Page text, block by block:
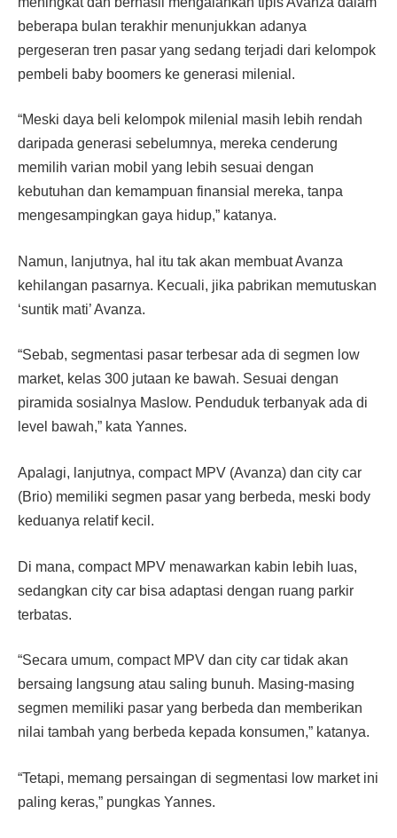
beberapa bulan terakhir menunjukkan adanya
pergeseran tren pasar yang sedang terjadi dari kelompok
pembeli baby boomers ke generasi milenial.
“Meski daya beli kelompok milenial masih lebih rendah
daripada generasi sebelumnya, mereka cenderung
memilih varian mobil yang lebih sesuai dengan
kebutuhan dan kemampuan finansial mereka, tanpa
mengesampingkan gaya hidup,” katanya.
Namun, lanjutnya, hal itu tak akan membuat Avanza
kehilangan pasarnya. Kecuali, jika pabrikan memutuskan
‘suntik mati’ Avanza.
“Sebab, segmentasi pasar terbesar ada di segmen low
market, kelas 300 jutaan ke bawah. Sesuai dengan
piramida sosialnya Maslow. Penduduk terbanyak ada di
level bawah,” kata Yannes.
Apalagi, lanjutnya, compact MPV (Avanza) dan city car
(Brio) memiliki segmen pasar yang berbeda, meski body
keduanya relatif kecil.
Di mana, compact MPV menawarkan kabin lebih luas,
sedangkan city car bisa adaptasi dengan ruang parkir
terbatas.
“Secara umum, compact MPV dan city car tidak akan
bersaing langsung atau saling bunuh. Masing-masing
segmen memiliki pasar yang berbeda dan memberikan
nilai tambah yang berbeda kepada konsumen,” katanya.
“Tetapi, memang persaingan di segmentasi low market ini
paling keras,” pungkas Yannes.